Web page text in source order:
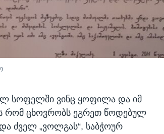
სოფელში ვინც ყოფილა და იმ
რომ ცხოვრობს ეგრეთ წოდებულ
ძველ „ვოლგას“, საბჭოურ